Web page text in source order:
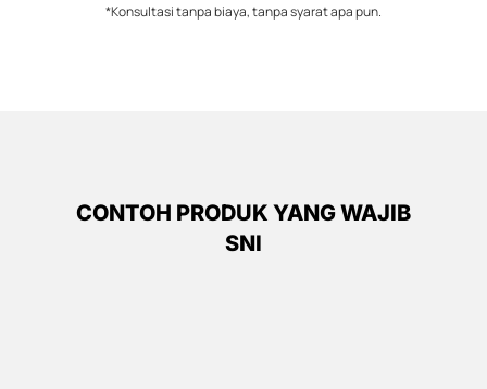
*Konsultasi tanpa biaya, tanpa syarat apa pun.
CONTOH PRODUK YANG WAJIB
SNI